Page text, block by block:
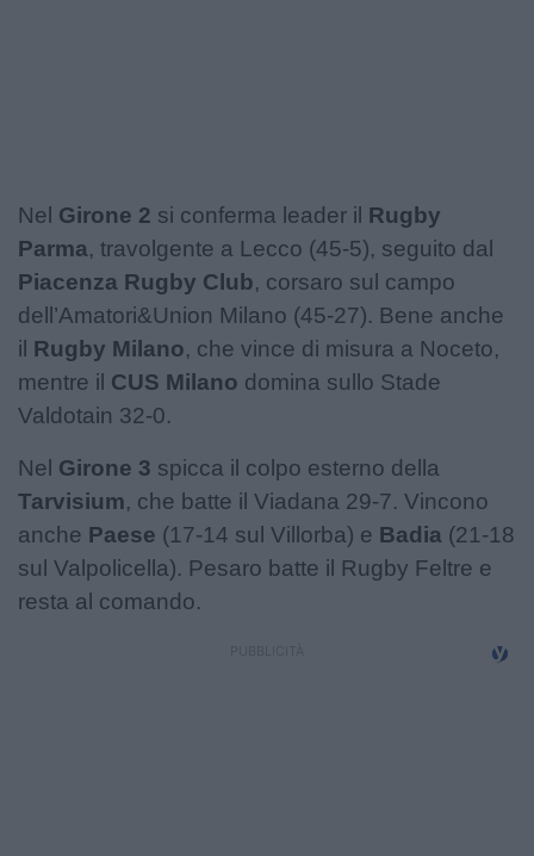
Nel Girone 2 si conferma leader il Rugby
Parma, travolgente a Lecco (45-5), seguito dal
Piacenza Rugby Club, corsaro sul campo
dell’Amatori&Union Milano (45-27). Bene anche
il Rugby Milano, che vince di misura a Noceto,
mentre il CUS Milano domina sullo Stade
Valdotain 32-0.
Nel Girone 3 spicca il colpo esterno della
Tarvisium, che batte il Viadana 29-7. Vincono
anche Paese (17-14 sul Villorba) e Badia (21-18
sul Valpolicella). Pesaro batte il Rugby Feltre e
resta al comando.